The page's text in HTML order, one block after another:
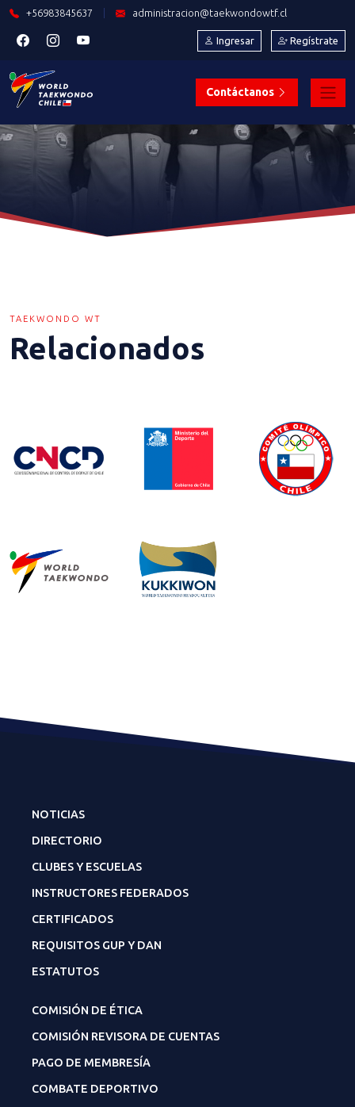
+56983845637 administracion@taekwondowtf.cl
Ingresar Regístrate
Contáctanos
TAEKWONDO WT
Relacionados
NOTICIAS
DIRECTORIO
CLUBES Y ESCUELAS
INSTRUCTORES FEDERADOS
CERTIFICADOS
REQUISITOS GUP Y DAN
ESTATUTOS
COMISIÓN DE ÉTICA
COMISIÓN REVISORA DE CUENTAS
PAGO DE MEMBRESÍA
COMBATE DEPORTIVO